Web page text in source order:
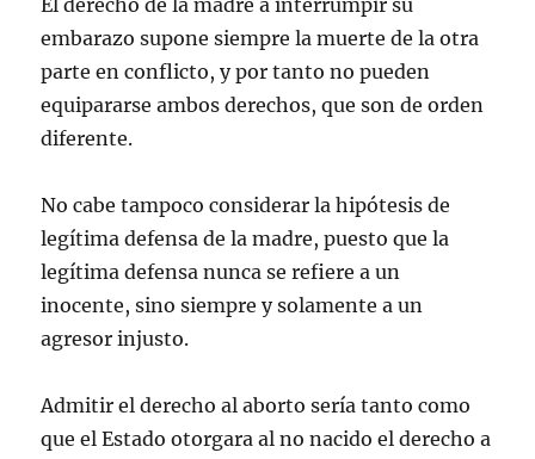
El derecho de la madre a interrumpir su
embarazo supone siempre la muerte de la otra
parte en conflicto, y por tanto no pueden
equipararse ambos derechos, que son de orden
diferente.
No cabe tampoco considerar la hipótesis de
legítima defensa de la madre, puesto que la
legítima defensa nunca se refiere a un
inocente, sino siempre y solamente a un
agresor injusto.
Admitir el derecho al aborto sería tanto como
que el Estado otorgara al no nacido el derecho a